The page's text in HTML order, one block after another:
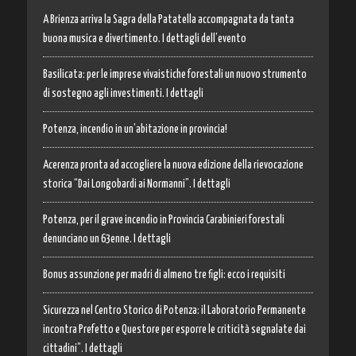
A Brienza arriva la Sagra della Patatella accompagnata da tanta
buona musica e divertimento. I dettagli dell’evento
Basilicata: per le imprese vivaistiche forestali un nuovo strumento
di sostegno agli investimenti. I dettagli
Potenza, incendio in un’abitazione in provincia!
Acerenza pronta ad accogliere la nuova edizione della rievocazione
storica “Dai Longobardi ai Normanni”. I dettagli
Potenza, per il grave incendio in Provincia Carabinieri forestali
denunciano un 63enne. I dettagli
Bonus assunzione per madri di almeno tre figli: ecco i requisiti
Sicurezza nel Centro Storico di Potenza: il Laboratorio Permanente
incontra Prefetto e Questore per esporre le criticità segnalate dai
cittadini”. I dettagli